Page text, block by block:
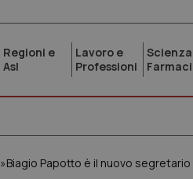
Regioni e
Asl
Lavoro e
Professioni
Farmaci
»Biagio Papotto è il nuovo